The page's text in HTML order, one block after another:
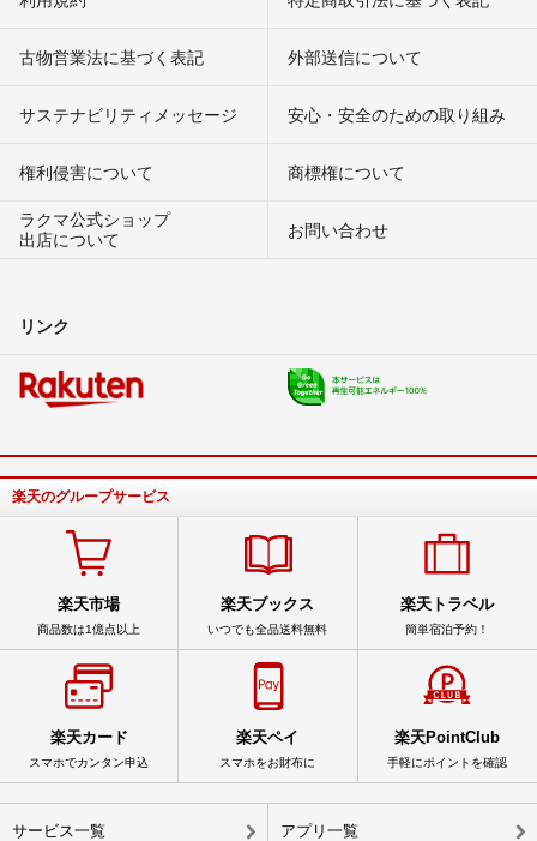
古物営業法に基づく表記 外部送信について
サステナビリティメッセージ 安心・安全のための取り組み
権利侵害について
商標権について
ラクマ公式ショップ
出店について
お問い合わせ
リンク
楽天のグループサービス
楽天市場
商品数は1億点以上
楽天ブックス
いつでも全品送料無料
楽天トラベル
簡単宿泊予約！
楽天カード
スマホでカンタン申込
楽天ペイ
スマホをお財布に
楽天PointClub
手軽にポイントを確認
サービス一覧 アプリ一覧